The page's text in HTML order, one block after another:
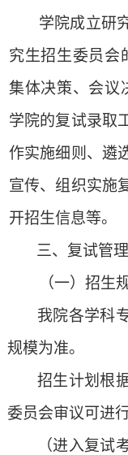
学院成立研
究生招生委员会
集体决策、会议
学院的复试录取
作实施细则、遴
宣传、组织实施
开招生信息等。
三、复试管理
（一） 招生
我院各学科
规模为准。
招生计划根
委员会审议可进行
（进入复试